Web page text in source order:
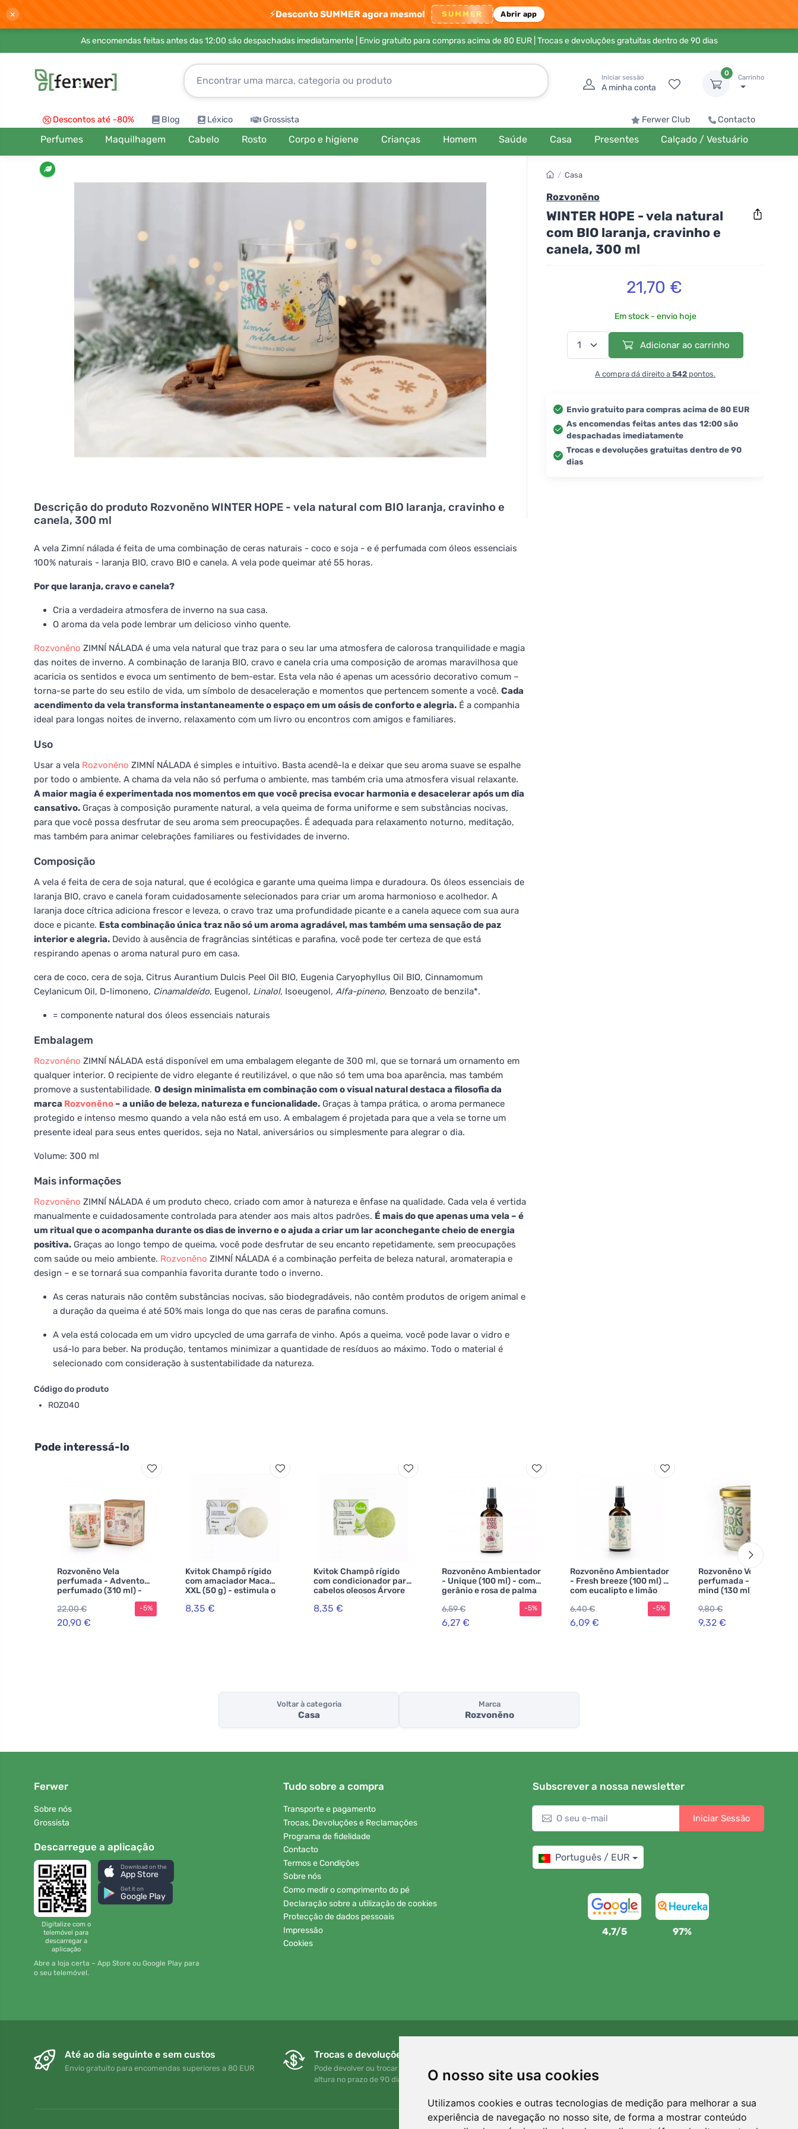
O nosso site usa cookies
Utilizamos cookies e outras tecnologias de medição para melhorar a sua
experiência de navegação no nosso site, de forma a mostrar conteúdo
× ⚡Desconto SUMMER agora mesmo! SUMMER Abrir app
As encomendas feitas antes das 12:00 são despachadas imediatamente | Envio gratuito para compras acima de 80 EUR| Trocas e devoluções gratuitas dentro de 90 dias
Iniciar sessão
A minha conta
0
Carrinho
Descontos até -80% Blog Léxico Grossista Ferwer Club Contacto
Perfumes Maquilhagem Cabelo Rosto Corpo e higiene Crianças Homem Saúde Casa Presentes Calçado / Vestuário
Descrição do produto Rozvoněno WINTER HOPE - vela natural com BIO laranja, cravinho e
canela, 300 ml
A vela Zimní nálada é feita de uma combinação de ceras naturais - coco e soja - e é perfumada com óleos essenciais
100% naturais - laranja BIO, cravo BIO e canela. A vela pode queimar até 55 horas.
Por que laranja, cravo e canela?
Cria a verdadeira atmosfera de inverno na sua casa.
O aroma da vela pode lembrar um delicioso vinho quente.
Rozvoněno ZIMNÍ NÁLADA é uma vela natural que traz para o seu lar uma atmosfera de calorosa tranquilidade e magia
das noites de inverno. A combinação de laranja BIO, cravo e canela cria uma composição de aromas maravilhosa que
acaricia os sentidos e evoca um sentimento de bem-estar. Esta vela não é apenas um acessório decorativo comum –
torna-se parte do seu estilo de vida, um símbolo de desaceleração e momentos que pertencem somente a você. Cada
acendimento da vela transforma instantaneamente o espaço em um oásis de conforto e alegria. É a companhia
ideal para longas noites de inverno, relaxamento com um livro ou encontros com amigos e familiares.
Uso
Usar a vela Rozvoněno ZIMNÍ NÁLADA é simples e intuitivo. Basta acendê-la e deixar que seu aroma suave se espalhe
por todo o ambiente. A chama da vela não só perfuma o ambiente, mas também cria uma atmosfera visual relaxante.
A maior magia é experimentada nos momentos em que você precisa evocar harmonia e desacelerar após um dia
cansativo. Graças à composição puramente natural, a vela queima de forma uniforme e sem substâncias nocivas,
para que você possa desfrutar de seu aroma sem preocupações. É adequada para relaxamento noturno, meditação,
mas também para animar celebrações familiares ou festividades de inverno.
Composição
A vela é feita de cera de soja natural, que é ecológica e garante uma queima limpa e duradoura. Os óleos essenciais de
laranja BIO, cravo e canela foram cuidadosamente selecionados para criar um aroma harmonioso e acolhedor. A
laranja doce cítrica adiciona frescor e leveza, o cravo traz uma profundidade picante e a canela aquece com sua aura
doce e picante. Esta combinação única traz não só um aroma agradável, mas também uma sensação de paz
interior e alegria. Devido à ausência de fragrâncias sintéticas e parafina, você pode ter certeza de que está
respirando apenas o aroma natural puro em casa.
cera de coco, cera de soja, Citrus Aurantium Dulcis Peel Oil BIO, Eugenia Caryophyllus Oil BIO, Cinnamomum
Ceylanicum Oil, D-limoneno, Cinamaldeído, Eugenol, Linalol, Isoeugenol, Alfa-pineno, Benzoato de benzila*.
= componente natural dos óleos essenciais naturais
Embalagem
Rozvoněno ZIMNÍ NÁLADA está disponível em uma embalagem elegante de 300 ml, que se tornará um ornamento em
qualquer interior. O recipiente de vidro elegante é reutilizável, o que não só tem uma boa aparência, mas também
promove a sustentabilidade. O design minimalista em combinação com o visual natural destaca a filosofia da
marca Rozvoněno– a união de beleza, natureza e funcionalidade. Graças à tampa prática, o aroma permanece
protegido e intenso mesmo quando a vela não está em uso. A embalagem é projetada para que a vela se torne um
presente ideal para seus entes queridos, seja no Natal, aniversários ou simplesmente para alegrar o dia.
Volume: 300 ml
Mais informações
Rozvoněno ZIMNÍ NÁLADA é um produto checo, criado com amor à natureza e ênfase na qualidade. Cada vela é vertida
manualmente e cuidadosamente controlada para atender aos mais altos padrões. É mais do que apenas uma vela – é
um ritual que o acompanha durante os dias de inverno e o ajuda a criar um lar aconchegante cheio de energia
positiva. Graças ao longo tempo de queima, você pode desfrutar de seu encanto repetidamente, sem preocupações
com saúde ou meio ambiente. Rozvoněno ZIMNÍ NÁLADA é a combinação perfeita de beleza natural, aromaterapia e
design – e se tornará sua companhia favorita durante todo o inverno.
As ceras naturais não contêm substâncias nocivas, são biodegradáveis, não contêm produtos de origem animal e
a duração da queima é até 50% mais longa do que nas ceras de parafina comuns.
A vela está colocada em um vidro upcycled de uma garrafa de vinho. Após a queima, você pode lavar o vidro e
usá-lo para beber. Na produção, tentamos minimizar a quantidade de resíduos ao máximo. Todo o material é
selecionado com consideração à sustentabilidade da natureza.
Código do produto
ROZ040
/ Casa
Rozvoněno
WINTER HOPE - vela natural
com BIO laranja, cravinho e
canela, 300 ml
21,70 €
Em stock - envio hoje
Adicionar ao carrinho
A compra dá direito a 542 pontos.
Envio gratuito para compras acima de 80 EUR
As encomendas feitas antes das 12:00 são
despachadas imediatamente
Trocas e devoluções gratuitas dentro de 90
dias
Pode interessá-lo
Rozvoněno Vela
perfumada - Advento
perfumado (310 ml) -
com amêndoa, noz-
moscada e baunilha
22,00 €
20,90 €
-5%
Kvitok Champô rígido
com amaciador Maca
XXL (50 g) - estimula o
crescimento do cabelo
8,35 €
Kvitok Champô rígido
com condicionador para
cabelos oleosos Árvore
de Chá XXL (50 g) - com
queratina vegetal
8,35 €
Rozvoněno Ambientador
- Unique (100 ml) - com
gerânio e rosa de palma
6,59 €
6,27 €
-5%
Rozvoněno Ambientador
- Fresh breeze (100 ml) -
com eucalipto e limão
6,40 €
6,09 €
-5%
Rozvoněno Vela
perfumada - Peace of
mind (130 ml) - com
9,80 €
9,32 €
Voltar à categoria
Casa
Marca
Rozvoněno
Ferwer
Sobre nós
Grossista
Descarregue a aplicação
Digitalize com o
telemóvel para
descarregar a
aplicação
Download on the
App Store
Get it on
Google Play
Abre a loja certa – App Store ou Google Play para
o seu telemóvel.
Tudo sobre a compra
Transporte e pagamento
Trocas, Devoluções e Reclamações
Programa de fidelidade
Contacto
Termos e Condições
Sobre nós
Como medir o comprimento do pé
Declaração sobre a utilização de cookies
Protecção de dados pessoais
Impressão
Cookies
Subscrever a nossa newsletter
Iniciar Sessão
Português / EUR
4,7/5 97%
Até ao dia seguinte e sem custos
Envio gratuito para encomendas superiores a 80 EUR
Trocas e devoluções gratuitas
Pode devolver ou trocar a sua encomenda em qualquer
altura no prazo de 90 dias
Para cada encomenda plantamos uma árvore! Leia mais
Sobre nós